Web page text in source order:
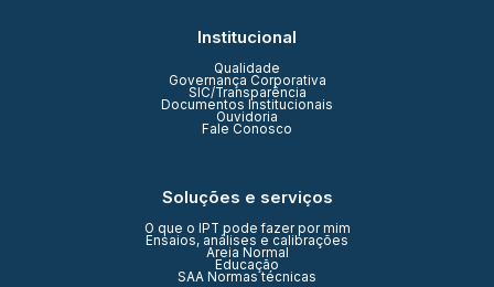
Institucional
Qualidade
Governança Corporativa
SIC/Transparência
Documentos Institucionais
Ouvidoria
Fale Conosco
Soluções e serviços
O que o IPT pode fazer por mim
Ensaios, análises e calibrações
Areia Normal
Educação
SAA Normas técnicas